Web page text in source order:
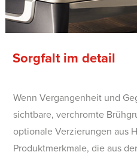
Sorgfalt im detail
Wenn Vergangenheit und
sichtbare, verchromte
optionale Verzierungen aus
Produktmerkmale, die aus